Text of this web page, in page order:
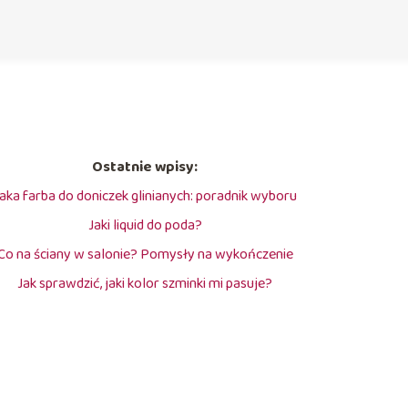
Ostatnie wpisy:
farba do doniczek glinianych: poradnik wyboru
Jaki liquid do poda?
na ściany w salonie? Pomysły na wykończenie
Jak sprawdzić, jaki kolor szminki mi pasuje?